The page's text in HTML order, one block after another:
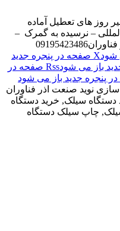
روز های تعطیل آماده
– نرسیده به گمرک –
09195423486
شود
X صفحه در پنجره جدید
باز می شود
Rss صفحه در
پنجره جدید باز می شود
نوید صنعت اذر فناوران
سیلک, خرید دستگاه
چاپ سیلک دستگاه